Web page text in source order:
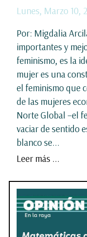
Lunes, Marzo 10,
Por: Migdalia
importantes y
feminismo, es la
mujer es una
el feminismo que
de las mujeres
Norte Global –el
vaciar de sentido
blanco se...
Leer más ...